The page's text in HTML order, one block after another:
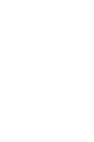
Teach創新教學